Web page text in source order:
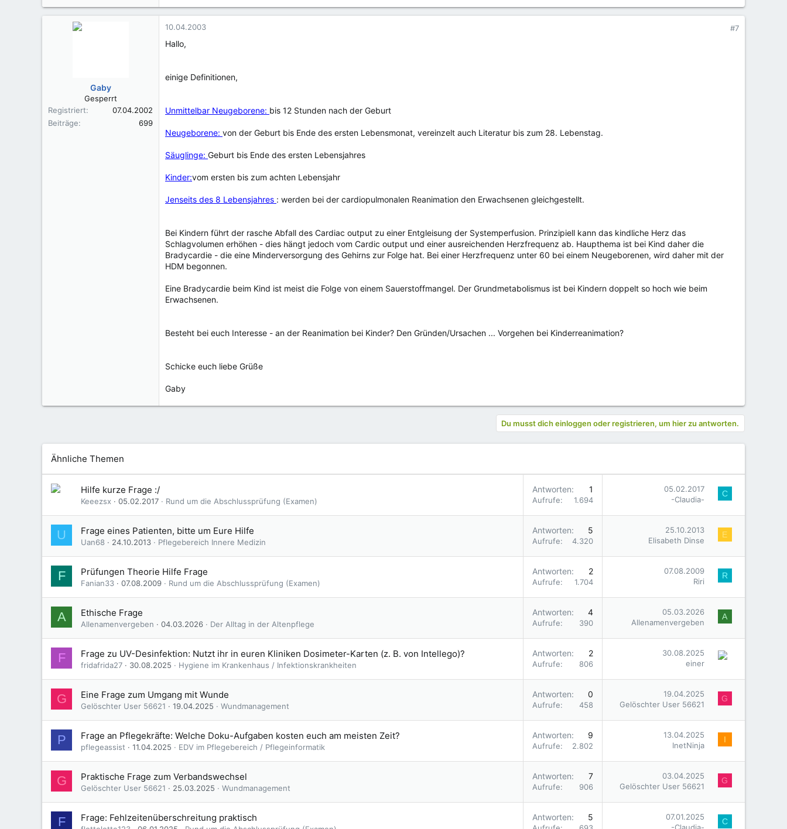
Gaby
Gesperrt
Registriert
07.04.2002
Beiträge
699
10.04.2003 #7
Hallo,
einige Definitionen,
Unmittelbar Neugeborene: bis 12 Stunden nach der Geburt
Neugeborene: von der Geburt bis Ende des ersten Lebensmonat, vereinzelt auch Literatur bis zum 28. Lebenstag.
Säuglinge: Geburt bis Ende des ersten Lebensjahres
Kinder:vom ersten bis zum achten Lebensjahr
Jenseits des 8 Lebensjahres : werden bei der cardiopulmonalen Reanimation den Erwachsenen gleichgestellt.
Bei Kindern führt der rasche Abfall des Cardiac output zu einer Entgleisung der Systemperfusion. Prinzipiell kann das kindliche Herz das
Schlagvolumen erhöhen - dies hängt jedoch vom Cardic output und einer ausreichenden Herzfrequenz ab. Haupthema ist bei Kind daher die
Bradycardie - die eine Minderversorgung des Gehirns zur Folge hat. Bei einer Herzfrequenz unter 60 bei einem Neugeborenen, wird daher mit der
HDM begonnen.
Eine Bradycardie beim Kind ist meist die Folge von einem Sauerstoffmangel. Der Grundmetabolismus ist bei Kindern doppelt so hoch wie beim
Erwachsenen.
Besteht bei euch Interesse - an der Reanimation bei Kinder? Den Gründen/Ursachen ... Vorgehen bei Kinderreanimation?
Schicke euch liebe Grüße
Gaby
Du musst dich einloggen oder registrieren, um hier zu antworten.
Ähnliche Themen
Hilfe kurze Frage :/
Keeezsx 05.02.2017 Rund um die Abschlussprüfung (Examen)
Antworten 1
Aufrufe 1.694
05.02.2017
-Claudia-
C
U Frage eines Patienten, bitte um Eure Hilfe
Uan68 24.10.2013 Pflegebereich Innere Medizin
Antworten 5
Aufrufe 4.320
25.10.2013
Elisabeth Dinse
E
F Prüfungen Theorie Hilfe Frage
Fanian33 07.08.2009 Rund um die Abschlussprüfung (Examen)
Antworten 2
Aufrufe 1.704
07.08.2009
Riri
R
A Ethische Frage
Allenamenvergeben 04.03.2026 Der Alltag in der Altenpflege
Antworten 4
Aufrufe 390
05.03.2026
Allenamenvergeben
A
F Frage zu UV-Desinfektion: Nutzt ihr in euren Kliniken Dosimeter-Karten (z. B. von Intellego)?
fridafrida27 30.08.2025 Hygiene im Krankenhaus / Infektionskrankheiten
Antworten 2
Aufrufe 806
30.08.2025
einer
G Eine Frage zum Umgang mit Wunde
Gelöschter User 56621 19.04.2025 Wundmanagement
Antworten 0
Aufrufe 458
19.04.2025
Gelöschter User 56621
G
P Frage an Pflegekräfte: Welche Doku-Aufgaben kosten euch am meisten Zeit?
pflegeassist 11.04.2025 EDV im Pflegebereich / Pflegeinformatik
Antworten 9
Aufrufe 2.802
13.04.2025
InetNinja
I
G Praktische Frage zum Verbandswechsel
Gelöschter User 56621 25.03.2025 Wundmanagement
Antworten 7
Aufrufe 906
03.04.2025
Gelöschter User 56621
G
F Frage: Fehlzeitenüberschreitung praktisch Antworten 5
07.01.2025
C